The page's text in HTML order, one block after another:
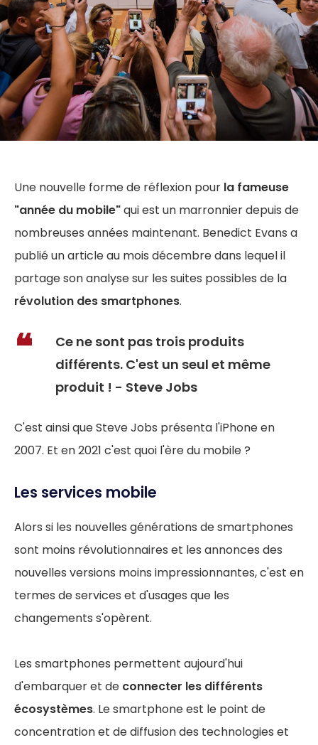
Une nouvelle forme de réflexion pour la fameuse
"année du mobile"qui est un marronnier depuis de
nombreuses années maintenant. Benedict Evans a
publié un article au mois décembre dans lequel il
partage son analyse sur les suites possibles de la
révolution des smartphones.
Ce ne sont pas trois produits
différents. C'est un seul et même
produit ! - Steve Jobs
C'est ainsi que Steve Jobs présenta l'iPhone en
2007. Et en 2021 c'est quoi l'ère du mobile ?
Les services mobile
Alors si les nouvelles générations de smartphones
sont moins révolutionnaires et les annonces des
nouvelles versions moins impressionnantes, c'est en
termes de services et d'usages que les
changements s'opèrent.
Les smartphones permettent aujourd'hui
d'embarquer et de connecter les différents
écosystèmes. Le smartphone est le point de
concentration et de diffusion des technologies et